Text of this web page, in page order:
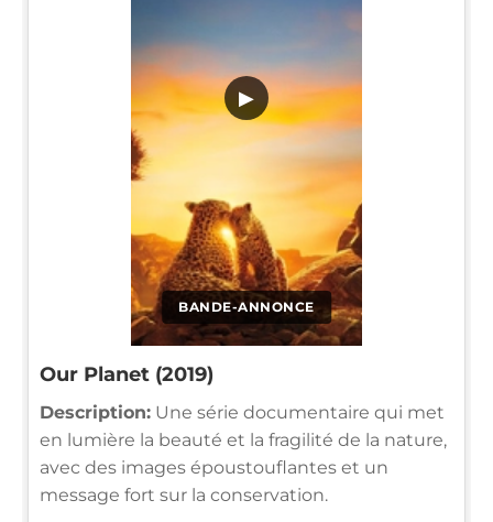
BANDE-ANNONCE
▶
Our Planet (2019)
Description: Une série documentaire qui met
en lumière la beauté et la fragilité de la nature,
avec des images époustouflantes et un
message fort sur la conservation.